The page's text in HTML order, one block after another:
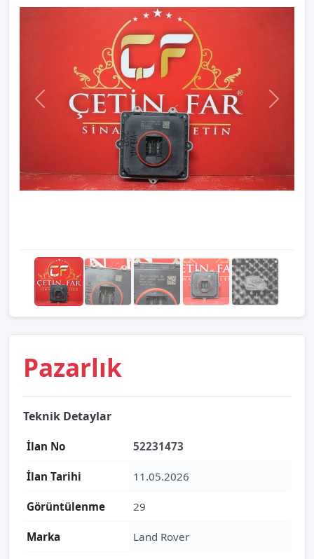
Pazarlık
Teknik Detaylar
İlan No 52231473
İlan Tarihi 11.05.2026
Görüntülenme 29
Marka Land Rover